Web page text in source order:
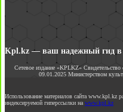
Kpl.kz — ваш надежный гид в
Сетевое издание «KPLKZ»
09.01.2025 Министерством
Использование материалов сайта www.kpl.kz
индексируемой гиперссылки на www.kpl.kz